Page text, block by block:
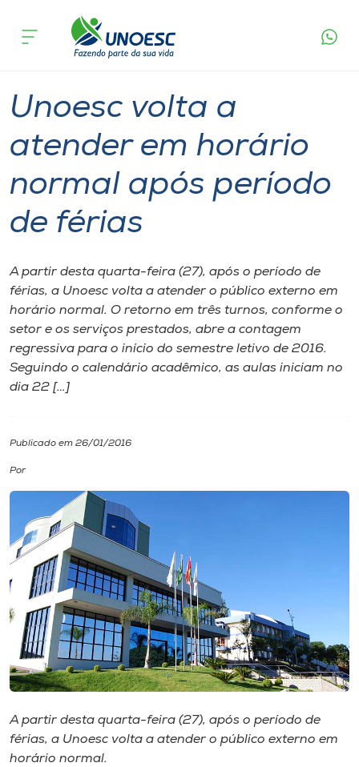
Cursos
Pesquisa
Atendimento ao Estudante
Portal de Ensino
A
Unoesc
Internacionalização
I.nova
Diplomados
Cultura
CPA
Biblioteca
Editora
Rádio
Museu
acontece
Graduação
Unoesc volta a
atender em horário
normal após período
de férias
A partir desta quarta-feira (27), após o período de
férias, a Unoesc volta a atender o público externo em
horário normal. O retorno em três turnos, conforme o
setor e os serviços prestados, abre a contagem
regressiva para o início do semestre letivo de 2016.
Seguindo o calendário acadêmico, as aulas iniciam no
dia 22 […]
Publicado em 26/01/2016
Por
A partir desta quarta-feira (27), após o período de
férias, a Unoesc volta a atender o público externo em
horário normal.